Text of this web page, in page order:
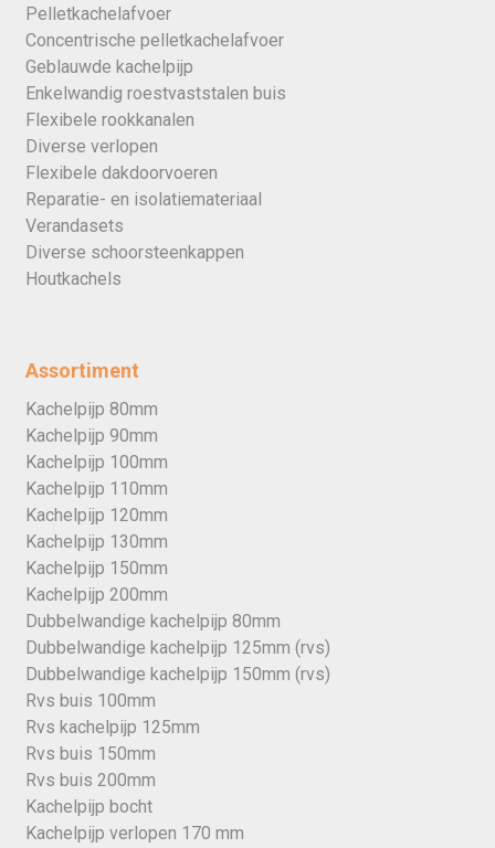
Pelletkachelafvoer
Concentrische pelletkachelafvoer
Geblauwde kachelpijp
Enkelwandig roestvaststalen buis
Flexibele rookkanalen
Diverse verlopen
Flexibele dakdoorvoeren
Reparatie- en isolatiemateriaal
Verandasets
Diverse schoorsteenkappen
Houtkachels
Assortiment
Kachelpijp 80mm
Kachelpijp 90mm
Kachelpijp 100mm
Kachelpijp 110mm
Kachelpijp 120mm
Kachelpijp 130mm
Kachelpijp 150mm
Kachelpijp 200mm
Dubbelwandige kachelpijp 80mm
Dubbelwandige kachelpijp 125mm (rvs)
Dubbelwandige kachelpijp 150mm (rvs)
Rvs buis 100mm
Rvs kachelpijp 125mm
Rvs buis 150mm
Rvs buis 200mm
Kachelpijp bocht
Kachelpijp verlopen 170 mm